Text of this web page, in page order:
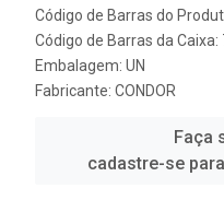
Código de Barras do
Código de Barras da
Embalagem: UN
Fabricante: CONDOR
Faça
cadastre-se